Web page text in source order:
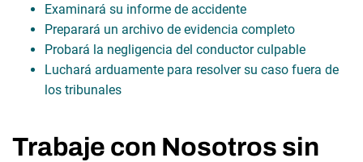
Examinará su informe de accidente
Preparará un archivo de evidencia completo
Probará la negligencia del conductor culpable
Luchará arduamente para resolver su caso fuera de
los tribunales
Trabaje con Nosotros sin